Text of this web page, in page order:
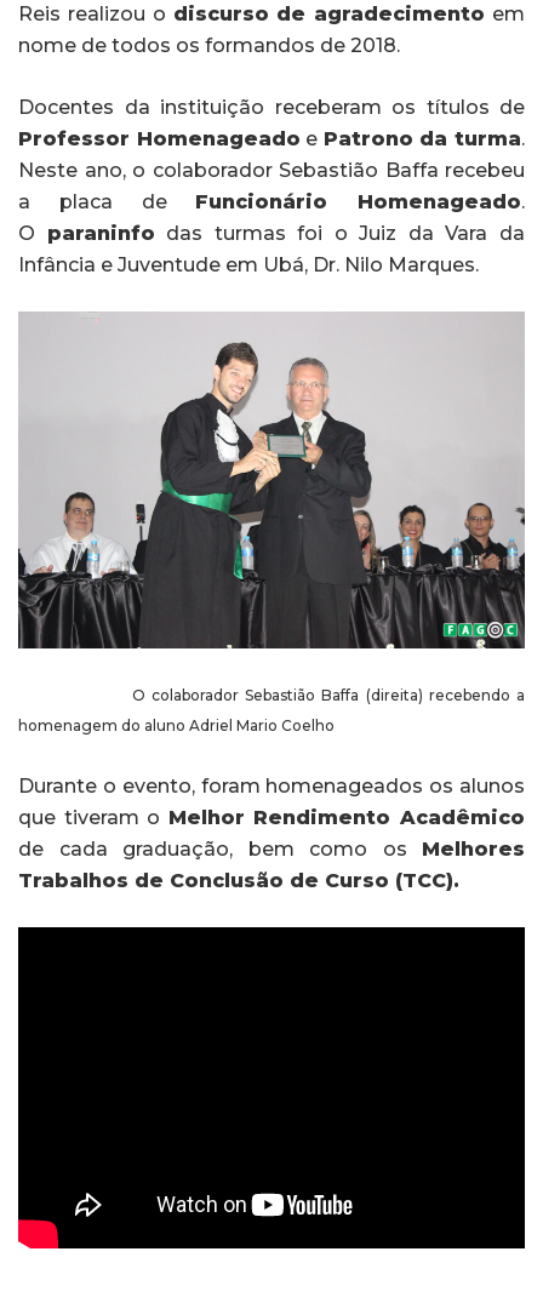
Reis realizou o discurso de agradecimento em
nome de todos os formandos de 2018.
Docentes da instituição receberam os títulos de
Professor Homenageado e Patrono da turma.
Neste ano, o colaborador Sebastião Baffa recebeu
a placa de Funcionário Homenageado.
O paraninfo das turmas foi o Juiz da Vara da
Infância e Juventude em Ubá, Dr. Nilo Marques.
O colaborador Sebastião Baffa (direita) recebendo a
homenagem do aluno Adriel Mario Coelho
Durante o evento, foram homenageados os alunos
que tiveram o Melhor Rendimento Acadêmico
de cada graduação, bem como os Melhores
Trabalhos de Conclusão de Curso (TCC).